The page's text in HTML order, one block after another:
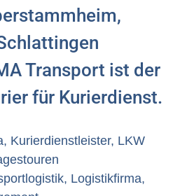
Transport ist der
für Kurierdienst.
Kurierdienstleister, LKW
Logistikfirma,